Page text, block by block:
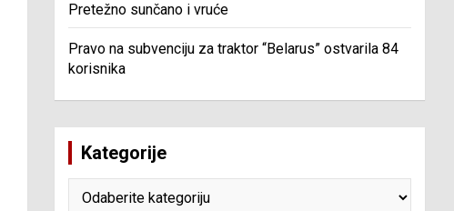
Pretežno sunčano i vruće
Pravo na subvenciju za traktor “Belarus” ostvarila 84
korisnika
Kategorije